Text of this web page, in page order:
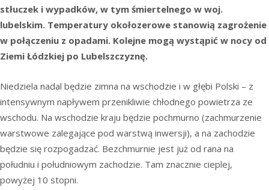
stłuczek i wypadków, w tym śmiertelnego w woj.
lubelskim. Temperatury okołozerowe stanowią zagrożenie
w połączeniu z opadami. Kolejne mogą wystąpić w nocy od
Ziemi Łódzkiej po Lubelszczyznę.
Niedziela nadal będzie zimna na wschodzie i w głębi Polski – z
intensywnym napływem przenikliwie chłodnego powietrza ze
wschodu. Na wschodzie kraju będzie pochmurno (zachmurzenie
warstwowe zalegające pod warstwą inwersji), a na zachodzie
będzie się rozpogadzać. Bezchmurnie jest już od rana na
południu i południowym zachodzie. Tam znacznie cieplej,
powyżej 10 stopni.